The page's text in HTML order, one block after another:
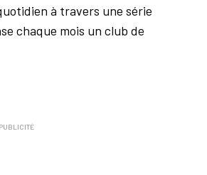
à travers une série
chaque mois un club de
PUBLICITÉ